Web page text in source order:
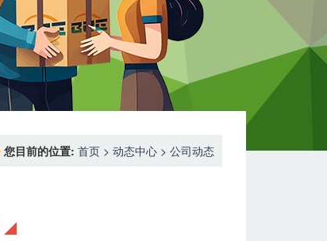
您目前的位置: 首页 > 动态中心 > 公司动态